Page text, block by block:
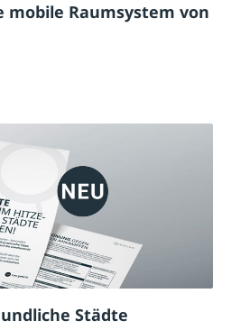
mobile Raumsystem von
Städte